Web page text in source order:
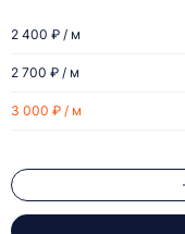
3 000 ₽ / м
2 700 ₽ / м
2 400 ₽ / м